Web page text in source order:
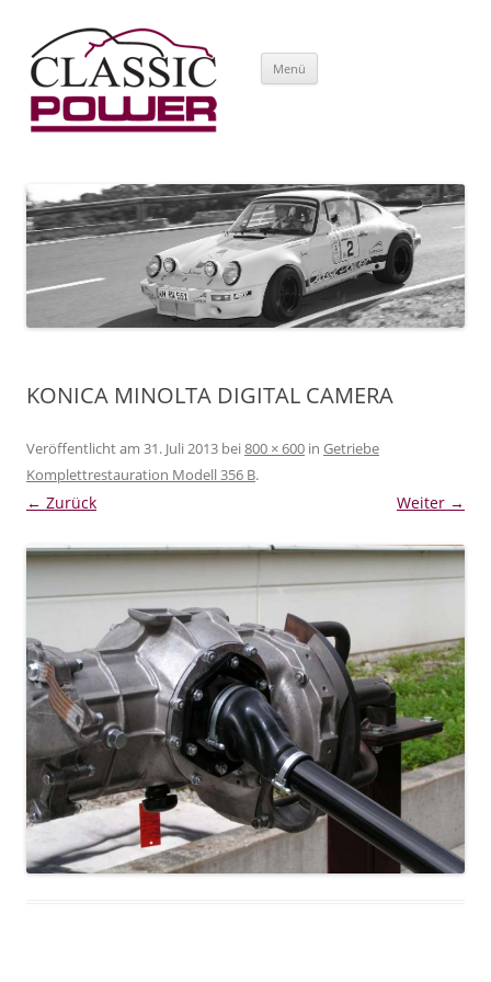
Menü
KONICA MINOLTA DIGITAL CAMERA
Veröffentlicht am 31. Juli 2013 bei800 × 600 in Getriebe
Komplettrestauration Modell 356 B.
← Zurück Weiter →